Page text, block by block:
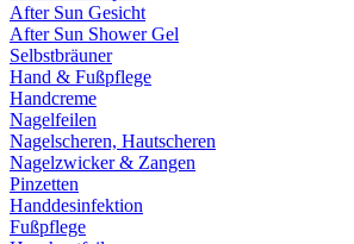
After Sun Gesicht
After Sun Shower Gel
Selbstbräuner
Hand & Fußpflege
Handcreme
Nagelfeilen
Nagelscheren, Hautscheren
Nagelzwicker & Zangen
Pinzetten
Handdesinfektion
Fußpflege